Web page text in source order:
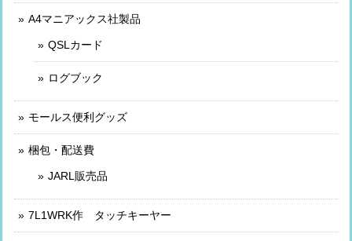
A4マニアックス社製品
QSLカード
ログブック
モールス便利グッズ
梱包・配送費
JARL販売品
7L1WRK作 タッチキーヤー